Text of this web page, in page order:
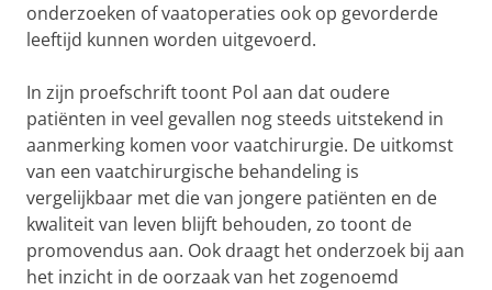
onderzoeken of vaatoperaties ook op gevorderde
leeftijd kunnen worden uitgevoerd.
In zijn proefschrift toont Pol aan dat oudere
patiënten in veel gevallen nog steeds uitstekend in
aanmerking komen voor vaatchirurgie. De uitkomst
van een vaatchirurgische behandeling is
vergelijkbaar met die van jongere patiënten en de
kwaliteit van leven blijft behouden, zo toont de
promovendus aan. Ook draagt het onderzoek bij aan
het inzicht in de oorzaak van het zogenoemd